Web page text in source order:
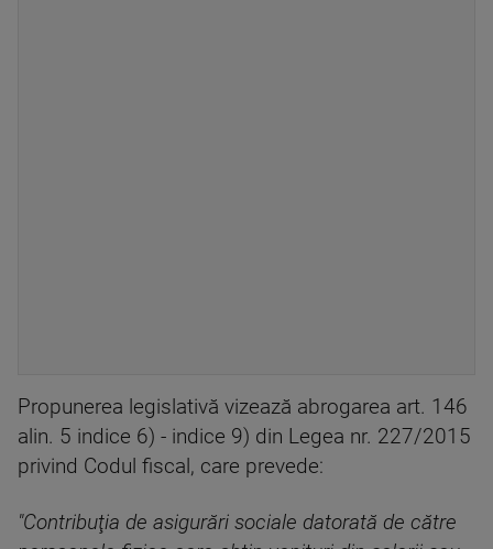
Propunerea legislativă vizează abrogarea art. 146
alin. 5 indice 6) - indice 9) din Legea nr. 227/2015
privind Codul fiscal, care prevede:
"Contribuţia de asigurări sociale datorată de către